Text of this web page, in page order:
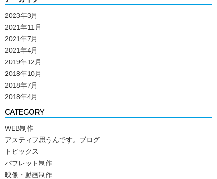
2023年3月
2021年11月
2021年7月
2021年4月
2019年12月
2018年10月
2018年7月
2018年4月
CATEGORY
WEB制作
アスティフ思うんです。ブログ
トピックス
パフレット制作
映像・動画制作